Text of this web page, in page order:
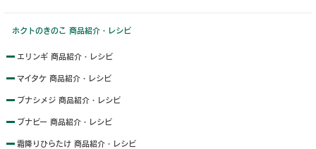
ホクトのきのこ 商品紹介・レシピ
エリンギ 商品紹介・レシピ
マイタケ 商品紹介・レシピ
ブナシメジ 商品紹介・レシピ
ブナピー 商品紹介・レシピ
霜降りひらたけ 商品紹介・レシピ